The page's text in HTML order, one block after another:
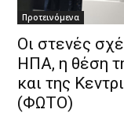
Προτεινόμενα
Οι στενές
ΗΠΑ, η θέση
και της
(ΦΩΤΟ)